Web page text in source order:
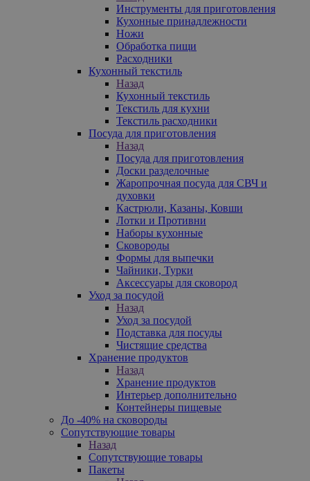
Инструменты для приготовления
Кухонные принадлежности
Ножи
Обработка пищи
Расходники
Кухонный текстиль
Назад
Кухонный текстиль
Текстиль для кухни
Текстиль расходники
Посуда для приготовления
Назад
Посуда для приготовления
Доски разделочные
Жаропрочная посуда для СВЧ и
духовки
Кастрюли, Казаны, Ковши
Лотки и Противни
Наборы кухонные
Сковороды
Формы для выпечки
Чайники, Турки
Аксессуары для сковород
Уход за посудой
Назад
Уход за посудой
Подставка для посуды
Чистящие средства
Хранение продуктов
Назад
Хранение продуктов
Интерьер дополнительно
Контейнеры пищевые
До -40% на сковороды
Сопутствующие товары
Назад
Сопутствующие товары
Пакеты